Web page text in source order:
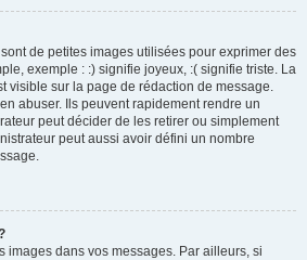
de petites images utilisées pour exprimer des
exemple : :) signifie joyeux, :( signifie triste. La
visible sur la page de rédaction de message.
abuser. Ils peuvent rapidement rendre un
peut décider de les retirer ou simplement
peut aussi avoir défini un nombre
images dans vos messages. Par ailleurs, si